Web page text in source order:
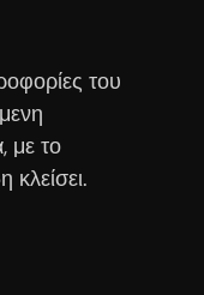
του
με το
κλείσει.